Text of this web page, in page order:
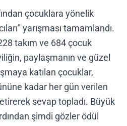
çocuklara yönelik
yarışması tamamlandı.
takım ve 684 çocuk
paylaşmanın ve güzel
katılan çocuklar,
kadar her gün verilen
sevap topladı. Büyük
şimdi gözler ödül